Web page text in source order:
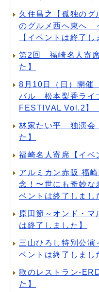
久住昌之【孤独の
のグルメ西へ東へ
【イベントは終了し
第2回 福崎名人寄
た】
8月10日（日）開催
バル 松本梨香ライ
FESTIVAL Vol.2】
林家たい平 独演会
た】
福崎名人寄席【イベ
アルミカン赤阪 福
念！〜世にも奇妙な
ベントは終了しまし
原田節～オンド・マ
は終了しました】
三山ひろし特別公演
ベントは終了しまし
歌のレストラン-
た】